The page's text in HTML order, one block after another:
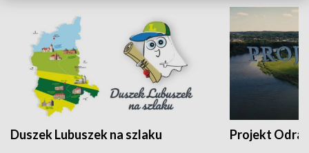
Duszek Lubuszek na szlaku Projekt Odra